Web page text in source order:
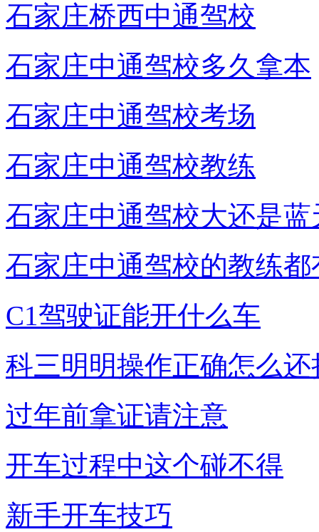
石家庄桥西中通驾校
石家庄中通驾校多久拿本
石家庄中通驾校考场
石家庄中通驾校教练
石家庄中通驾校大还是
石家庄中通驾校的教练都
C1驾驶证能开什么车
科三明明操作正确怎么还
过年前拿证请注意
开车过程中这个碰不得
新手开车技巧